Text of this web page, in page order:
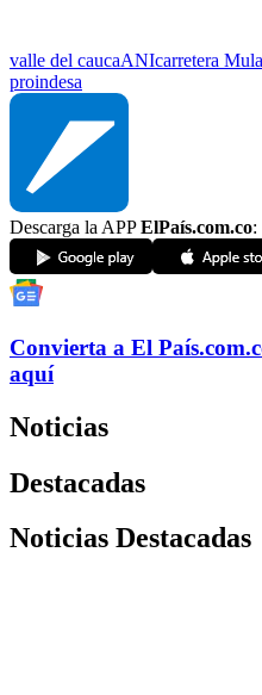
valle del caucaANIcarretera
proindesa
Descarga la APPElPaís.com.co:
Convierta a El País
aquí
Noticias
Destacadas
Noticias Destacadas